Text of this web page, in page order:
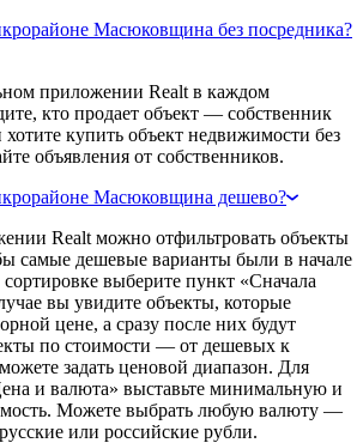
Масюковщина без посредника?
приложении Realt в каждом
кто продает объект — собственник
хотите купить объект недвижимости без
объявления от собственников.
Масюковщина дешево?
Realt можно отфильтровать объекты
самые дешевые варианты были в начале
выберите пункт «Сначала
вы увидите объекты, которые
цене, а сразу после них будут
по стоимости — от дешевых к
задать ценовой диапазон. Для
и валюта» выставьте минимальную и
Можете выбрать любую валюту —
или российские рубли.